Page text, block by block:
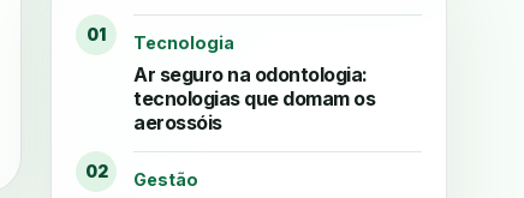
01 Tecnologia
Ar seguro na odontologia:
tecnologias que domam os
aerossóis
02 Gestão